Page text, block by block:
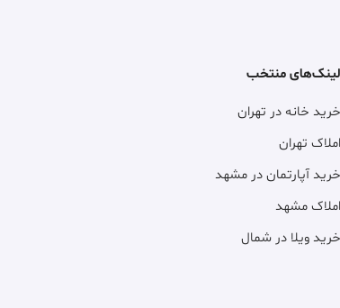
لینک‌های منتخب
خرید خانه در تهران
املاک تهران
خرید آپارتمان در مشهد
املاک مشهد
خرید ویلا در شمال